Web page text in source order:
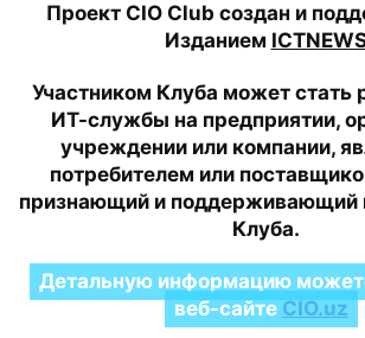
Проект CIO Club создан и
Изданием
Участником Клуба может стать
ИТ-службы на предприятии,
учреждении или компании,
потребителем или
признающий и поддерживающий
Клуба.
Детальную информацию
веб-сайте CIO.uz